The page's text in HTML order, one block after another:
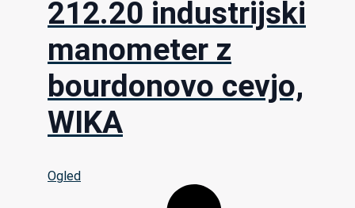
212.20 industrijski
manometer z
bourdonovo cevjo,
WIKA
Ogled